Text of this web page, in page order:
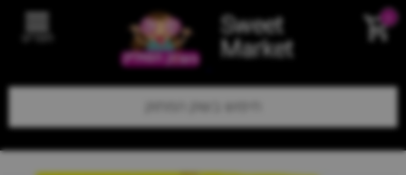
Sweet
Market תפריט